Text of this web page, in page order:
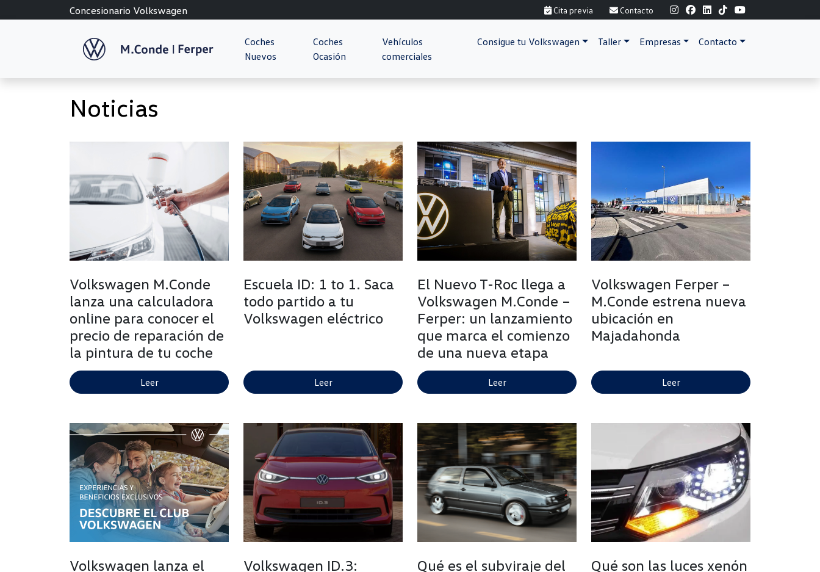
Concesionario Volkswagen Cita previa Contacto
Coches
Nuevos
Coches
Ocasión
Vehículos
comerciales
Consigue tu Volkswagen Taller Empresas Contacto
Noticias
Volkswagen M.Conde
lanza una calculadora
online para conocer el
precio de reparación de
la pintura de tu coche
Leer
Escuela ID: 1 to 1. Saca
todo partido a tu
Volkswagen eléctrico
Leer
El Nuevo T-Roc llega a
Volkswagen M.Conde –
Ferper: un lanzamiento
que marca el comienzo
de una nueva etapa
Leer
Volkswagen Ferper –
M.Conde estrena nueva
ubicación en
Majadahonda
Leer
Volkswagen lanza el
Volkswagen ID.3:
Qué es el subviraje del
Qué son las luces xenón